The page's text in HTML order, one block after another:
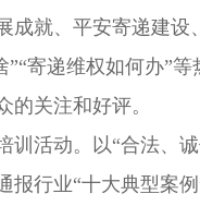
成就、平安寄递建
”“寄递维权如何办”
的关注和好评。
训活动。以“合法、
行业“十大典型案